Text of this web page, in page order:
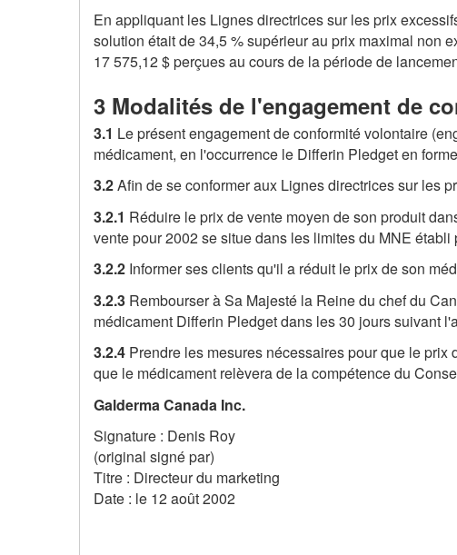
En appliquant les Lignes directrices sur les prix
solution était de 34,5 % supérieur au prix maximal non
17 575,12 $ perçues au cours de la période de
3 Modalités de l'engagement de
3.1 Le présent engagement de conformité volontaire
médicament, en l'occurrence le Differin Pledget en
3.2Afin de se conformer aux Lignes directrices sur les
3.2.1 Réduire le prix de vente moyen de son produit
vente pour 2002 se situe dans les limites du MNE établi
3.2.2 Informer ses clients qu'il a réduit le prix de son
3.2.3 Rembourser à Sa Majesté la Reine du chef du
médicament Differin Pledget dans les 30 jours suivant
3.2.4 Prendre les mesures nécessaires pour que le
que le médicament relèvera de la compétence du
Galderma Canada Inc.
Signature : Denis Roy
(original signé par)
Titre : Directeur du marketing
Date : le 12 août 2002